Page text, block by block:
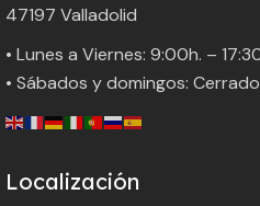
47197 Valladolid
• Lunes a Viernes: 9:00h. –
• Sábados y domingos: Cerrado
Localización